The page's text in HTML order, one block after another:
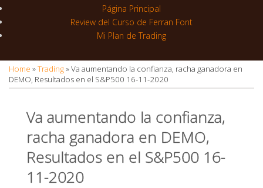
r
a
m
r
Página Principal
Review del Curso de Ferran Font
Mi Plan de Trading
Home »Trading»Va aumentando la confianza, racha ganadora en
DEMO, Resultados en el S&P500 16-11-2020
Va aumentando la confianza,
racha ganadora en DEMO,
Resultados en el S&P500 16-
11-2020